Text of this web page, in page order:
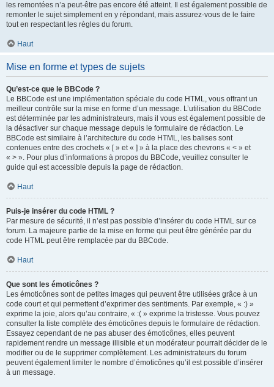
les remontées n’a peut-être pas encore été atteint. Il est également possible de
remonter le sujet simplement en y répondant, mais assurez-vous de le faire
tout en respectant les règles du forum.
Haut
Mise en forme et types de sujets
Qu’est-ce que le BBCode ?
Le BBCode est une implémentation spéciale du code HTML, vous offrant un
meilleur contrôle sur la mise en forme d’un message. L’utilisation du BBCode
est déterminée par les administrateurs, mais il vous est également possible de
la désactiver sur chaque message depuis le formulaire de rédaction. Le
BBCode est similaire à l’architecture du code HTML, les balises sont
contenues entre des crochets « [ » et « ] » à la place des chevrons « < » et
« > ». Pour plus d’informations à propos du BBCode, veuillez consulter le
guide qui est accessible depuis la page de rédaction.
Haut
Puis-je insérer du code HTML ?
Par mesure de sécurité, il n’est pas possible d’insérer du code HTML sur ce
forum. La majeure partie de la mise en forme qui peut être générée par du
code HTML peut être remplacée par du BBCode.
Haut
Que sont les émoticônes ?
Les émoticônes sont de petites images qui peuvent être utilisées grâce à un
code court et qui permettent d’exprimer des sentiments. Par exemple, « :) »
exprime la joie, alors qu’au contraire, « :( » exprime la tristesse. Vous pouvez
consulter la liste complète des émoticônes depuis le formulaire de rédaction.
Essayez cependant de ne pas abuser des émoticônes, elles peuvent
rapidement rendre un message illisible et un modérateur pourrait décider de le
modifier ou de le supprimer complètement. Les administrateurs du forum
peuvent également limiter le nombre d’émoticônes qu’il est possible d’insérer
à un message.